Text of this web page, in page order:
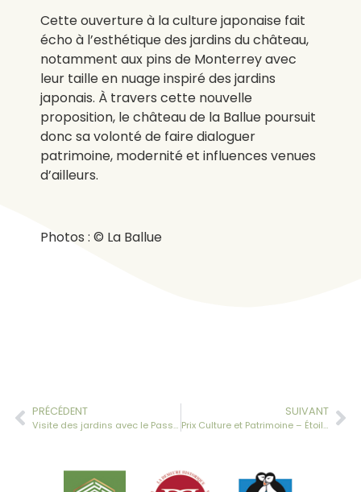
Cette ouverture à la culture japonaise fait
écho à l’esthétique des jardins du château,
notamment aux pins de Monterrey avec
leur taille en nuage inspiré des jardins
japonais. À travers cette nouvelle
proposition, le château de la Ballue poursuit
donc sa volonté de faire dialoguer
patrimoine, modernité et influences venues
d’ailleurs.
Photos : © La Ballue
PRÉCÉDENT
Visite des jardins avec le Pass Culture
SUIVANT
Prix Culture et Patrimoine – Étoiles du Tourisme 2026